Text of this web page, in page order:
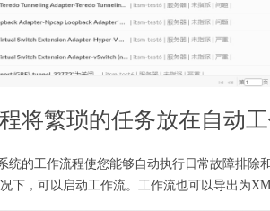
将繁琐的任务放在自动
统的工作流程使您能够自动执行日常故障排
下，可以启动工作流。工作流也可以导出为